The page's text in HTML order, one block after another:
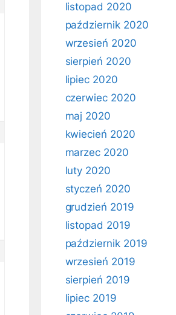
listopad 2020
październik 2020
wrzesień 2020
sierpień 2020
lipiec 2020
czerwiec 2020
maj 2020
kwiecień 2020
marzec 2020
luty 2020
styczeń 2020
grudzień 2019
listopad 2019
październik 2019
wrzesień 2019
sierpień 2019
lipiec 2019